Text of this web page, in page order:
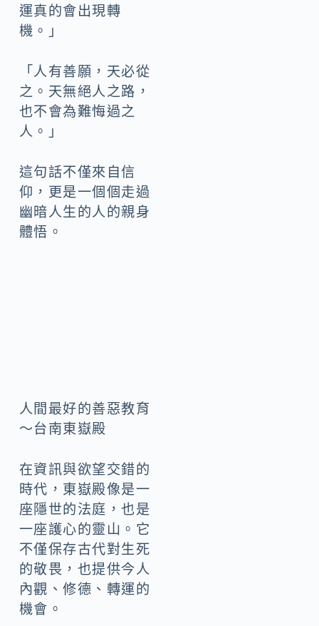
運真的會出現轉
機。」
「人有善願，天必從
之。天無絕人之路，
也不會為難悔過之
人。」
這句話不僅來自信
仰，更是一個個走過
幽暗人生的人的親身
體悟。
人間最好的善惡教育
～台南東嶽殿
在資訊與欲望交錯的
時代，東嶽殿像是一
座隱世的法庭，也是
一座護心的靈山。它
不僅保存古代對生死
的敬畏，也提供今人
內觀、修德、轉運的
機會。